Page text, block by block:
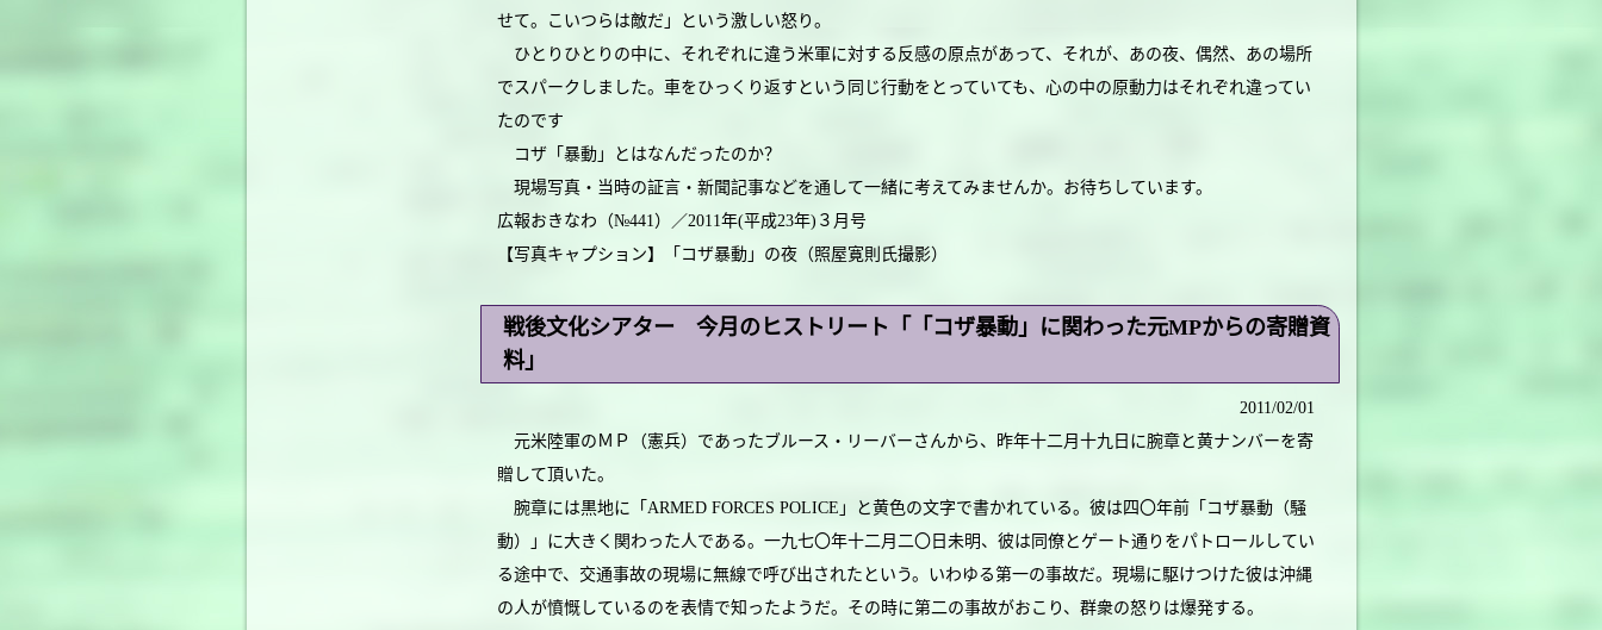
せて。こいつらは敵だ」という激しい怒り。
ひとりひとりの中に、それぞれに違う米軍に対する反感の原点があって、それが、あの夜、偶然、あの場所
でスパークしました。車をひっくり返すという同じ行動をとっていても、心の中の原動力はそれぞれ違ってい
たのです
コザ「暴動」とはなんだったのか？
現場写真・当時の証言・新聞記事などを通して一緒に考えてみませんか。お待ちしています。
広報おきなわ（№441）／2011年(平成23年)３月号
【写真キャプション】「コザ暴動」の夜（照屋寛則氏撮影）
戦後文化シアター 今月のヒストリート「「コザ暴動」に関わった元MPからの寄贈資
料」
2011/02/01
元米陸軍のＭＰ（憲兵）であったブルース・リーバーさんから、昨年十二月十九日に腕章と黄ナンバーを寄
贈して頂いた。
腕章には黒地に「ARMED FORCES POLICE」と黄色の文字で書かれている。彼は四〇年前「コザ暴動（騒
動）」に大きく関わった人である。一九七〇年十二月二〇日未明、彼は同僚とゲート通りをパトロールしてい
る途中で、交通事故の現場に無線で呼び出されたという。いわゆる第一の事故だ。現場に駆けつけた彼は沖縄
の人が憤慨しているのを表情で知ったようだ。その時に第二の事故がおこり、群衆の怒りは爆発する。